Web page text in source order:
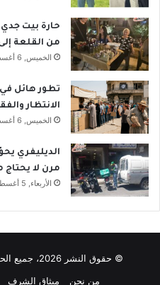
حارة بيت
من القلعة
الخميس, 6 أغسطس 2026, 2:38 م
تطور هائل في
الانتظار
الخميس, 6 أغسطس 2026, 1:43 م
الديليفري
مرن لا
الأربعاء, 5 أغسطس 2026, 2:18 م
© حقوق النشر 2026، جميع الحقوق محفوظة | سناك سوري
من نحن
ميثاق الشرف